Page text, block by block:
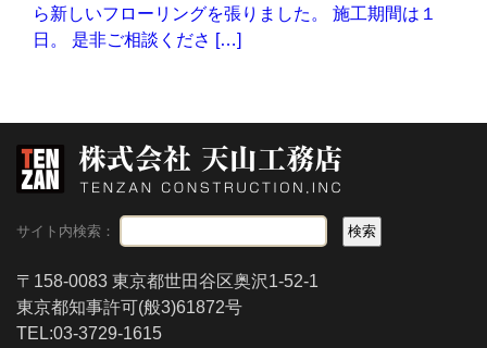
ら新しいフローリングを張りました。 施工期間は１
日。 是非ご相談くださ […]
サイト内検索：
〒158-0083 東京都世田谷区奥沢1-52-1
東京都知事許可(般3)61872号
TEL:03-3729-1615